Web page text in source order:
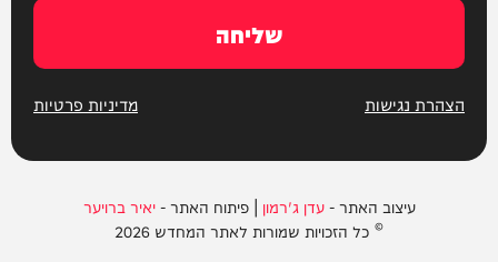
שליחה
הצהרת נגישות מדיניות פרטיות
עיצוב האתר -עדן ג'רמון | פיתוח האתר -יאיר ברויער
© כל הזכויות שמורות לאתר המחדש 2026